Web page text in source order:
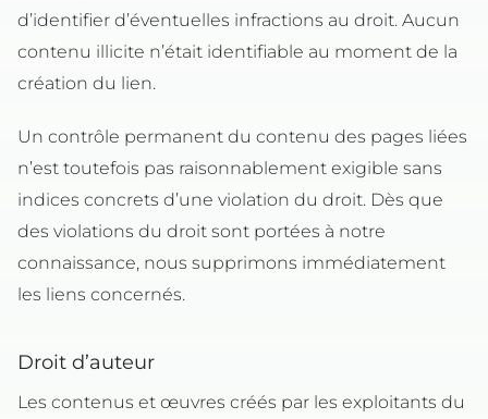
d’identifier d’éventuelles infractions au droit. Aucun
contenu illicite n’était identifiable au moment de la
création du lien.
Un contrôle permanent du contenu des pages liées
n’est toutefois pas raisonnablement exigible sans
indices concrets d’une violation du droit. Dès que
des violations du droit sont portées à notre
connaissance, nous supprimons immédiatement
les liens concernés.
Droit d’auteur
Les contenus et œuvres créés par les exploitants du